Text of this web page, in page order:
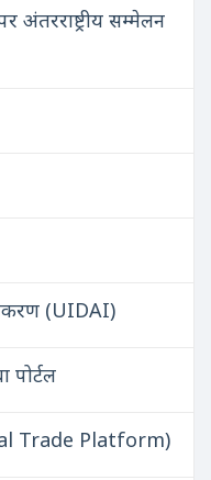
अंतरराष्ट्रीय सम्मेलन
(UIDAI)
पोर्टल
Trade Platform)